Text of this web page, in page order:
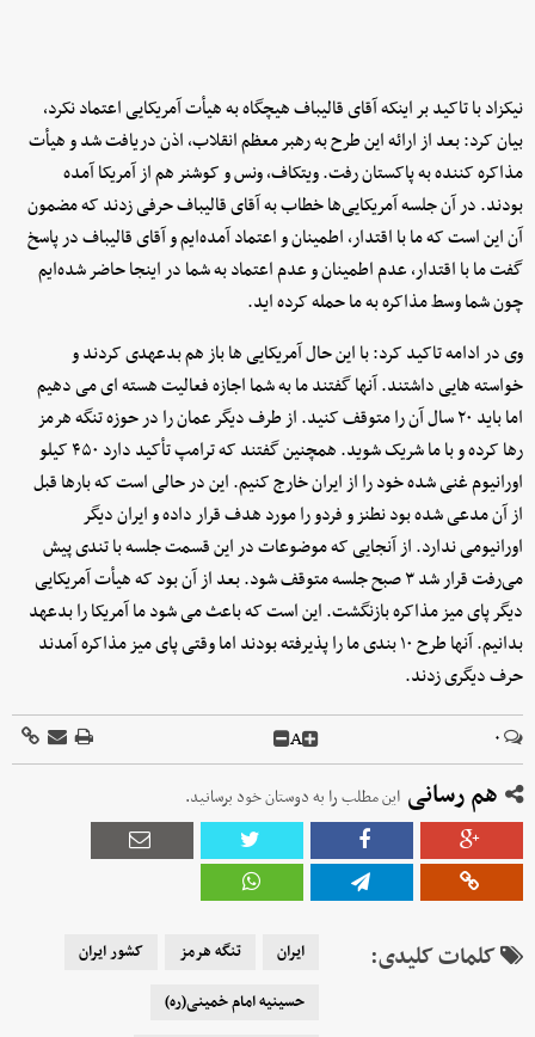
نیکزاد با تاکید بر اینکه آقای قالیباف هیچگاه به هیأت آمریکایی اعتماد نکرد،
بیان کرد: بعد از ارائه این طرح به رهبر معظم انقلاب، اذن دریافت شد و هیأت
مذاکره کننده به پاکستان رفت. ویتکاف، ونس و کوشنر هم از آمریکا آمده
بودند. در آن جلسه آمریکایی‌ها خطاب به آقای قالیباف حرفی زدند که مضمون
آن این است که ما با اقتدار، اطمینان و اعتماد آمده‌ایم و آقای قالیباف در پاسخ
گفت ما با اقتدار، عدم اطمینان و عدم اعتماد به شما در اینجا حاضر شده‌ایم
چون شما وسط مذاکره به ما حمله کرده اید.
وی در ادامه تاکید کرد: با این حال آمریکایی ها باز هم بدعهدی کردند و
خواسته هایی داشتند. آنها گفتند ما به شما اجازه فعالیت هسته ای می دهیم
اما باید ۲۰ سال آن را متوقف کنید. از طرف دیگر عمان را در حوزه تنگه هرمز
رها کرده و با ما شریک شوید. همچنین گفتند که ترامپ تأکید دارد ۴۵۰ کیلو
اورانیوم غنی شده خود را از ایران خارج کنیم. این در حالی است که بارها قبل
از آن مدعی شده بود نطنز و فردو را مورد هدف قرار داده و ایران دیگر
اورانیومی ندارد. از آنجایی که موضوعات در این قسمت جلسه با تندی پیش
می‌رفت قرار شد ۳ صبح جلسه متوقف شود. بعد از آن بود که هیأت آمریکایی
دیگر پای میز مذاکره بازنگشت. این است که باعث می شود ما آمریکا را بدعهد
بدانیم. آنها طرح ۱۰ بندی ما را پذیرفته بودند اما وقتی پای میز مذاکره آمدند
حرف دیگری زدند.
۰ A
هم رسانی این مطلب را به دوستان خود برسانید.
کلمات کلیدی: ایران تنگه هرمز
کشور ایران
حسینیه امام خمینی(ره)